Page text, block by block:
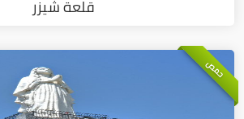
قلعة شيزر
حمص